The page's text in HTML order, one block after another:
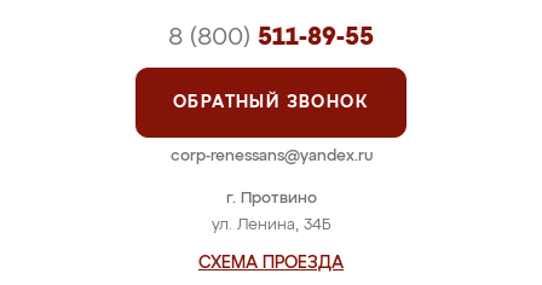
г. Протвино
ул. Ленина, 34Б
СХЕМА ПРОЕЗДА
8 (800) 511-89-55
ОБРАТНЫЙ ЗВОНОК
corp-renessans@yandex.ru